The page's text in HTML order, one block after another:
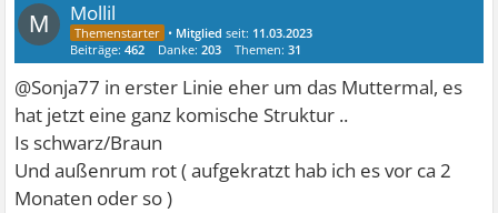
M Mollil
• Mitglied seit: 11.03.2023
Beiträge:462 Danke:203 Themen:31
@Sonja77 in erster Linie eher um das Muttermal, es
hat jetzt eine ganz komische Struktur ..
Is schwarz/Braun
Und außenrum rot ( aufgekratzt hab ich es vor ca 2
Monaten oder so )